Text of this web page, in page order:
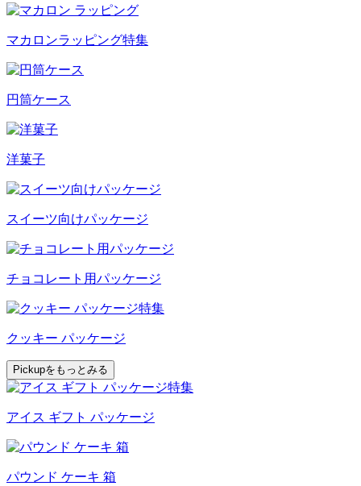
マカロンラッピング特集
円筒ケース
洋菓子
スイーツ向けパッケージ
チョコレート用パッケージ
クッキー パッケージ
Pickupをもっとみる
アイス ギフト パッケージ
パウンド ケーキ 箱